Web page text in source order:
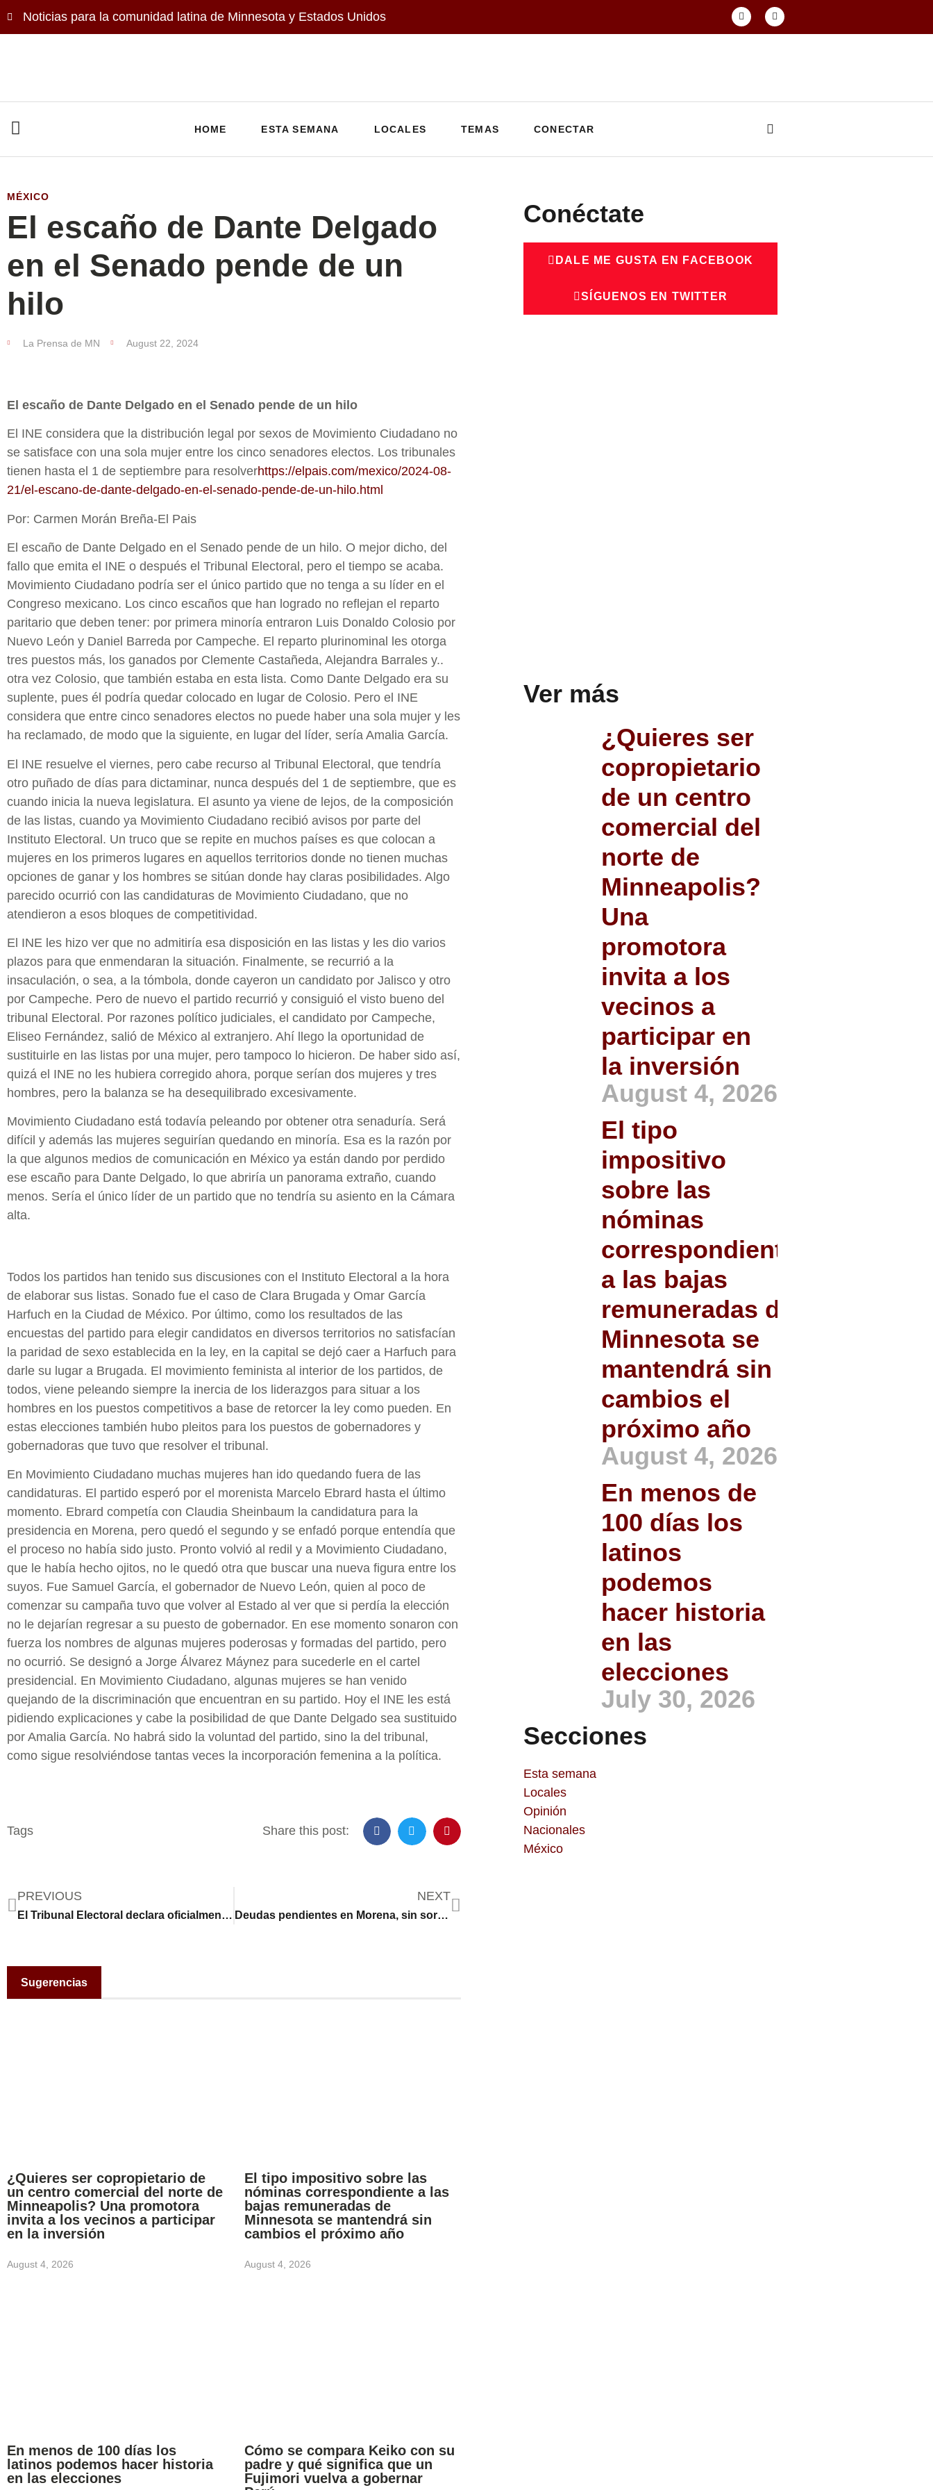
Noticias para la comunidad latina de Minnesota y Estados Unidos
HOME ESTA SEMANA LOCALES TEMAS CONECTAR
MÉXICO
El escaño de Dante Delgado
en el Senado pende de un
hilo
La Prensa de MN August 22, 2024
El escaño de Dante Delgado en el Senado pende de un hilo
El INE considera que la distribución legal por sexos de Movimiento Ciudadano no
se satisface con una sola mujer entre los cinco senadores electos. Los tribunales
tienen hasta el 1 de septiembre para resolverhttps://elpais.com/mexico/2024-08-
21/el-escano-de-dante-delgado-en-el-senado-pende-de-un-hilo.html
Por: Carmen Morán Breña-El Pais
El escaño de Dante Delgado en el Senado pende de un hilo. O mejor dicho, del
fallo que emita el INE o después el Tribunal Electoral, pero el tiempo se acaba.
Movimiento Ciudadano podría ser el único partido que no tenga a su líder en el
Congreso mexicano. Los cinco escaños que han logrado no reflejan el reparto
paritario que deben tener: por primera minoría entraron Luis Donaldo Colosio por
Nuevo León y Daniel Barreda por Campeche. El reparto plurinominal les otorga
tres puestos más, los ganados por Clemente Castañeda, Alejandra Barrales y..
otra vez Colosio, que también estaba en esta lista. Como Dante Delgado era su
suplente, pues él podría quedar colocado en lugar de Colosio. Pero el INE
considera que entre cinco senadores electos no puede haber una sola mujer y les
ha reclamado, de modo que la siguiente, en lugar del líder, sería Amalia García.
El INE resuelve el viernes, pero cabe recurso al Tribunal Electoral, que tendría
otro puñado de días para dictaminar, nunca después del 1 de septiembre, que es
cuando inicia la nueva legislatura. El asunto ya viene de lejos, de la composición
de las listas, cuando ya Movimiento Ciudadano recibió avisos por parte del
Instituto Electoral. Un truco que se repite en muchos países es que colocan a
mujeres en los primeros lugares en aquellos territorios donde no tienen muchas
opciones de ganar y los hombres se sitúan donde hay claras posibilidades. Algo
parecido ocurrió con las candidaturas de Movimiento Ciudadano, que no
atendieron a esos bloques de competitividad.
El INE les hizo ver que no admitiría esa disposición en las listas y les dio varios
plazos para que enmendaran la situación. Finalmente, se recurrió a la
insaculación, o sea, a la tómbola, donde cayeron un candidato por Jalisco y otro
por Campeche. Pero de nuevo el partido recurrió y consiguió el visto bueno del
tribunal Electoral. Por razones político judiciales, el candidato por Campeche,
Eliseo Fernández, salió de México al extranjero. Ahí llego la oportunidad de
sustituirle en las listas por una mujer, pero tampoco lo hicieron. De haber sido así,
quizá el INE no les hubiera corregido ahora, porque serían dos mujeres y tres
hombres, pero la balanza se ha desequilibrado excesivamente.
Movimiento Ciudadano está todavía peleando por obtener otra senaduría. Será
difícil y además las mujeres seguirían quedando en minoría. Esa es la razón por
la que algunos medios de comunicación en México ya están dando por perdido
ese escaño para Dante Delgado, lo que abriría un panorama extraño, cuando
menos. Sería el único líder de un partido que no tendría su asiento en la Cámara
alta.
Todos los partidos han tenido sus discusiones con el Instituto Electoral a la hora
de elaborar sus listas. Sonado fue el caso de Clara Brugada y Omar García
Harfuch en la Ciudad de México. Por último, como los resultados de las
encuestas del partido para elegir candidatos en diversos territorios no satisfacían
la paridad de sexo establecida en la ley, en la capital se dejó caer a Harfuch para
darle su lugar a Brugada. El movimiento feminista al interior de los partidos, de
todos, viene peleando siempre la inercia de los liderazgos para situar a los
hombres en los puestos competitivos a base de retorcer la ley como pueden. En
estas elecciones también hubo pleitos para los puestos de gobernadores y
gobernadoras que tuvo que resolver el tribunal.
En Movimiento Ciudadano muchas mujeres han ido quedando fuera de las
candidaturas. El partido esperó por el morenista Marcelo Ebrard hasta el último
momento. Ebrard competía con Claudia Sheinbaum la candidatura para la
presidencia en Morena, pero quedó el segundo y se enfadó porque entendía que
el proceso no había sido justo. Pronto volvió al redil y a Movimiento Ciudadano,
que le había hecho ojitos, no le quedó otra que buscar una nueva figura entre los
suyos. Fue Samuel García, el gobernador de Nuevo León, quien al poco de
comenzar su campaña tuvo que volver al Estado al ver que si perdía la elección
no le dejarían regresar a su puesto de gobernador. En ese momento sonaron con
fuerza los nombres de algunas mujeres poderosas y formadas del partido, pero
no ocurrió. Se designó a Jorge Álvarez Máynez para sucederle en el cartel
presidencial. En Movimiento Ciudadano, algunas mujeres se han venido
quejando de la discriminación que encuentran en su partido. Hoy el INE les está
pidiendo explicaciones y cabe la posibilidad de que Dante Delgado sea sustituido
por Amalia García. No habrá sido la voluntad del partido, sino la del tribunal,
como sigue resolviéndose tantas veces la incorporación femenina a la política.
Tags Share this post:
PREVIOUS
El Tribunal Electoral declara oficialmente a Claudia Sheinbaum
NEXT
Deudas pendientes en Morena, sin sorpresas en el PRI y cargos interinos en el PAN
Sugerencias
¿Quieres ser copropietario de
un centro comercial del norte de
Minneapolis? Una promotora
invita a los vecinos a participar
en la inversión
August 4, 2026
El tipo impositivo sobre las
nóminas correspondiente a las
bajas remuneradas de
Minnesota se mantendrá sin
cambios el próximo año
August 4, 2026
En menos de 100 días los
latinos podemos hacer historia
en las elecciones
Cómo se compara Keiko con su
padre y qué significa que un
Fujimori vuelva a gobernar
Conéctate
DALE ME GUSTA EN FACEBOOK
SÍGUENOS EN TWITTER
Ver más
¿Quieres ser
copropietario
de un centro
comercial del
norte de
Minneapolis?
Una
promotora
invita a los
vecinos a
participar en
la inversión
August 4, 2026
El tipo
impositivo
sobre las
nóminas
correspondiente
a las bajas
remuneradas de
Minnesota se
mantendrá sin
cambios el
próximo año
August 4, 2026
En menos de
100 días los
latinos
podemos
hacer historia
en las
elecciones
July 30, 2026
Secciones
Esta semana
Locales
Opinión
Nacionales
México